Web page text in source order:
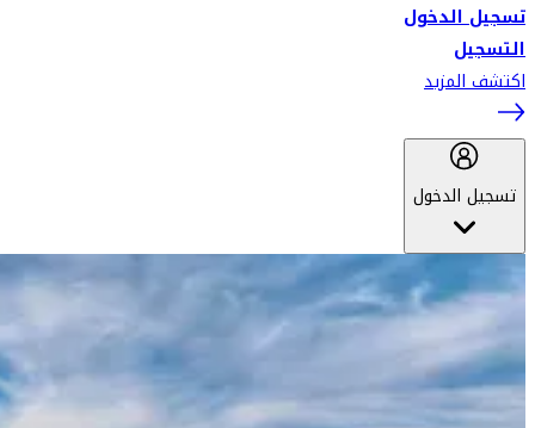
تسجيل الدخول
التسجيل
اكتشف المزيد
تسجيل الدخول